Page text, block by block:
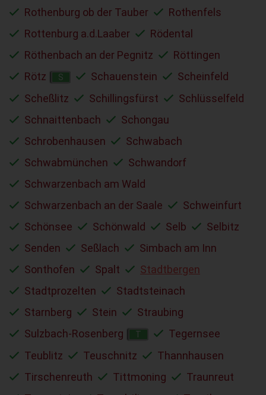
Rothenburg ob der Tauber
Rothenfels
Rottenburg a.d.Laaber
Rödental
Röthenbach an der Pegnitz
Röttingen
Rötz
S Schauenstein
Scheinfeld
Scheßlitz
Schillingsfürst
Schlüsselfeld
Schnaittenbach
Schongau
Schrobenhausen
Schwabach
Schwabmünchen
Schwandorf
Schwarzenbach am Wald
Schwarzenbach an der Saale
Schweinfurt
Schönsee
Schönwald Selb
Selbitz
Senden
Seßlach
Simbach am Inn
Sonthofen
Spalt
Stadtbergen
Stadtprozelten
Stadtsteinach
Starnberg
Stein
Straubing
Sulzbach-Rosenberg
T
Tegernsee
Teublitz
Teuschnitz
Thannhausen
Tirschenreuth
Tittmoning
Traunreut